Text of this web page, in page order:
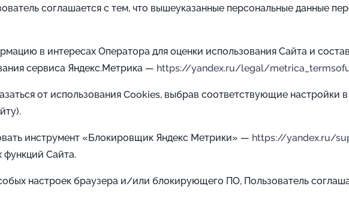
соглашается с тем, что вышеуказанные персональные данные
в интересах Оператора для оценки использования Сайта и
сервиса Яндекс.Метрика — https://yandex.ru/legal/
от использования Cookies, выбрав соответствующие
инструмент «Блокировщик Яндекс Метрики» — https://yandex.ru/
функций Сайта.
настроек браузера и/или блокирующего ПО, Пользователь